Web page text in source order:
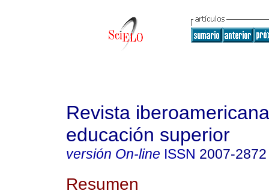
Revista
educación superior
versión On-line ISSN 2007-2872
Resumen